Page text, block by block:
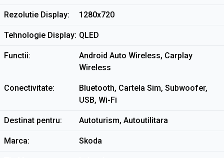
Rezolutie Display 1280x720
Tehnologie Display QLED
Functii
Android Auto Wireless, Carplay
Wireless
Conectivitate
Bluetooth, Cartela Sim, Subwoofer,
USB, Wi-Fi
Destinat pentru Autoturism, Autoutilitara
Marca Skoda